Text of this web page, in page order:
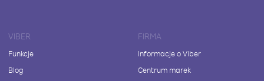
VIBER
Funkcje
Blog
FIRMA
Informacje o Viber
Centrum marek